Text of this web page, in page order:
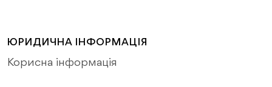
ЮРИДИЧНА ІНФОРМАЦІЯ
Корисна інформація